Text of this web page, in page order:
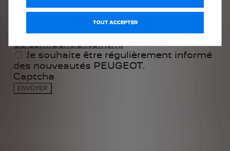
TOUT ACCEPTER